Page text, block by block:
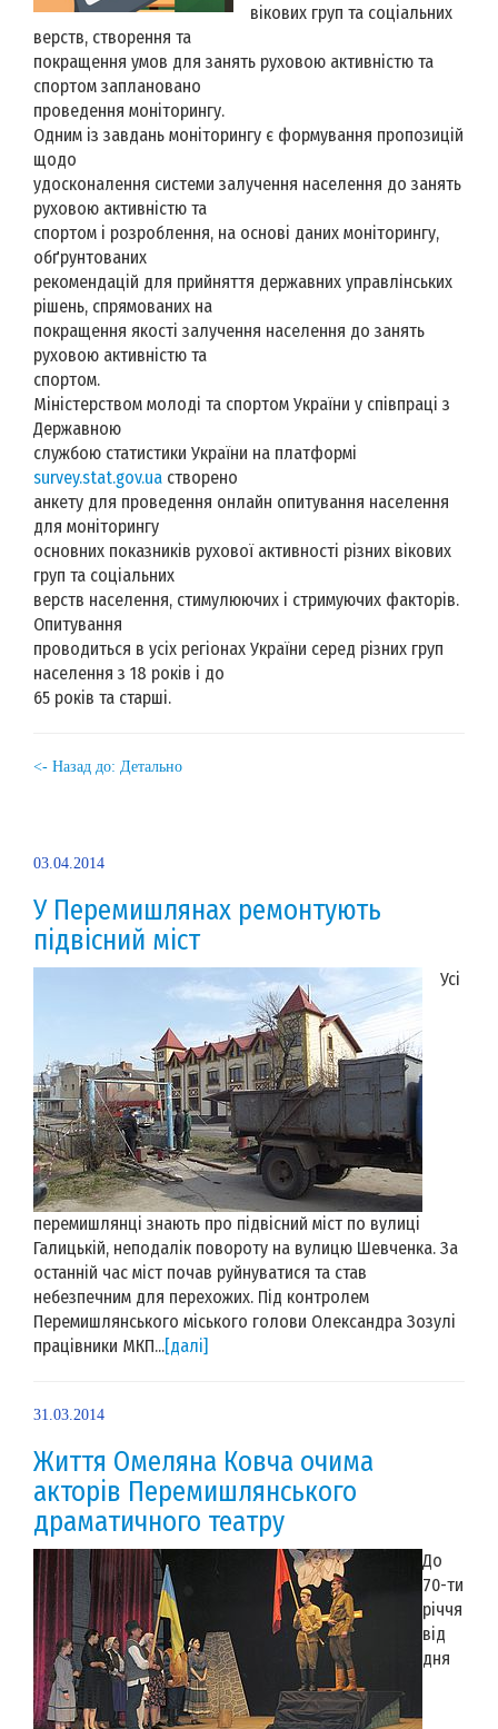
вікових груп та соціальних
верств, створення та
покращення умов для занять руховою активністю та
спортом заплановано
проведення моніторингу.
Одним із завдань моніторингу є формування пропозицій
щодо
удосконалення системи залучення населення до занять
руховою активністю та
спортом і розроблення, на основі даних моніторингу,
обґрунтованих
рекомендацій для прийняття державних управлінських
рішень, спрямованих на
покращення якості залучення населення до занять
руховою активністю та
спортом.
Міністерством молоді та спортом України у співпраці з
Державною
службою статистики України на платформі
survey.stat.gov.ua створено
анкету для проведення онлайн опитування населення
для моніторингу
основних показників рухової активності різних вікових
груп та соціальних
верств населення, стимулюючих і стримуючих факторів.
Опитування
проводиться в усіх регіонах України серед різних груп
населення з 18 років і до
65 років та старші.
<- Назад до: Детально
03.04.2014
У Перемишлянах ремонтують
підвісний міст
Усі
перемишлянці знають про підвісний міст по вулиці
Галицькій, неподалік повороту на вулицю Шевченка. За
останній час міст почав руйнуватися та став
небезпечним для перехожих. Під контролем
Перемишлянського міського голови Олександра Зозулі
працівники МКП...[далі]
31.03.2014
Життя Омеляна Ковча очима
акторів Перемишлянського
драматичного театру
До
70-ти
річчя
від
дня